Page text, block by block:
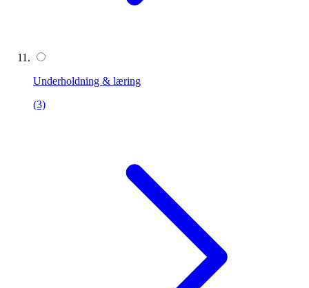
Underholdning & læring
(3)